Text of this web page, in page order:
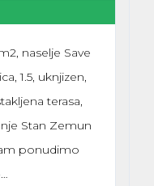
naselje Save
1.5, uknjizen,
terasa,
Stan Zemun
ponudimo